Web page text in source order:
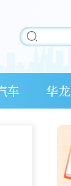
车 华